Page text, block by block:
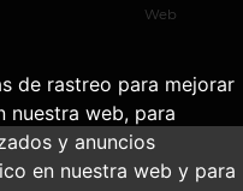
de rastreo para mejorar
nuestra web, para
y anuncios
en nuestra web y para
Web